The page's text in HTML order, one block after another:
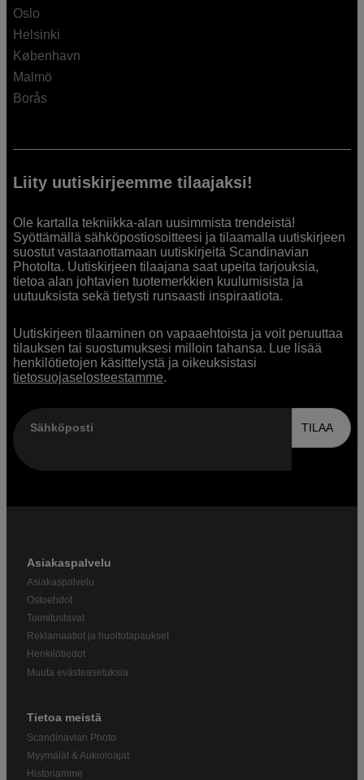
Oslo
Helsinki
København
Malmö
Borås
Liity uutiskirjeemme tilaajaksi!
Ole kartalla tekniikka-alan uusimmista trendeistä!
Syöttämällä sähköpostiosoitteesi ja tilaamalla uutiskirjeen
suostut vastaanottamaan uutiskirjeitä Scandinavian
Photolta. Uutiskirjeen tilaajana saat upeita tarjouksia,
tietoa alan johtavien tuotemerkkien kuulumisista ja
uutuuksista sekä tietysti runsaasti inspiraatiota.
Uutiskirjeen tilaaminen on vapaaehtoista ja voit peruuttaa
tilauksen tai suostumuksesi milloin tahansa. Lue lisää
henkilötietojen käsittelystä ja oikeuksistasi
tietosuojaselosteestamme.
Sähköposti TILAA
Asiakaspalvelu
Asiakaspalvelu
Ostoehdot
Toimitustavat
Reklamaatiot ja huoltotapaukset
Henkilötiedot
Muuta evästeasetuksia
Tietoa meistä
Scandinavian Photo
Myymälät & Aukioloajat
Historiamme